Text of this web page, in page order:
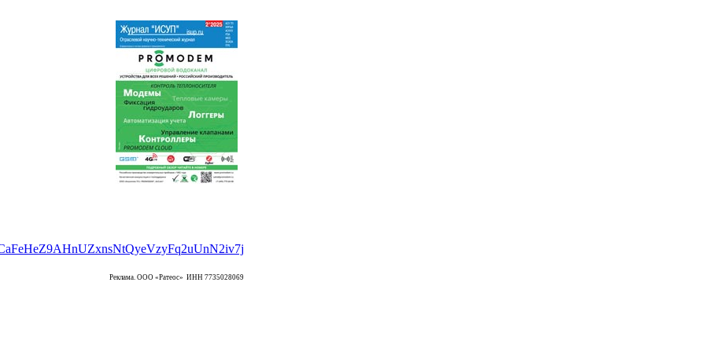
Реклама. ООО «Ратеос» ИНН 7735028069